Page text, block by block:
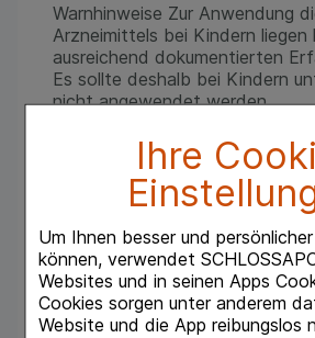
Ihre
Um Ihnen besser und
können, verwendet
Websites und in seinen Apps
Cookies sorgen unter anderem
Website und die App reibungslos
Warnhinweise Zur Anwendung
Arzneimittels bei Kindern liegen
ausreichend dokumentierten
Es sollte deshalb bei Kindern
nicht angewendet werden.
Anwendung
Soweit nicht anders verordnet,
wöchentlich bis 1-mal täglich 1
injizieren. Dauer der Anwendung
Behandlung erfordert eine
Arzt.
Nebenwirkungen
Keine bekannt.